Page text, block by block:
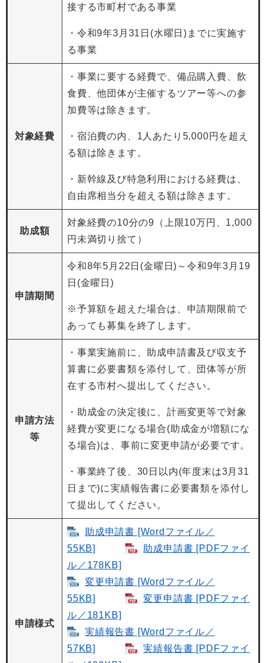
接する市町村である事業
・令和9年3月31日(水曜日)までに実施す
る事業
対象経費
・事業に要する経費で、備品購入費、飲
食費、他団体が主催するツアー等への参
加費等は除きます。
・宿泊費の内、1人あたり5,000円を超え
る額は除きます。
・新幹線及び特急利用における経費は、
自由席相当分を超える額は除きます。
助成額
対象経費の10分の9（上限10万円、1,000
円未満切り捨て）
申請期間
令和8年5月22日(金曜日)～令和9年3月19
日(金曜日)
※予算額を超えた場合は、申請期限前で
あっても募集を終了します。
申請方法
等
・事業実施前に、助成申請書及び収支予
算書に必要書類を添付して、団体等が所
在する市村へ提出してください。
・助成金の決定後に、計画変更等で対象
経費が変更になる場合(助成金が増額にな
る場合)は、事前に変更申請が必要です。
・事業終了後、30日以内(年度末は3月31
日まで)に実績報告書に必要書類を添付し
て提出してください。
申請様式
助成申請書 [Wordファイル／
55KB]
助成申請書 [PDFファイ
ル／178KB]
変更申請書 [Wordファイル／
55KB]
変更申請書 [PDFファイ
ル／181KB]
実績報告書 [Wordファイル／
57KB]
実績報告書 [PDFファイ